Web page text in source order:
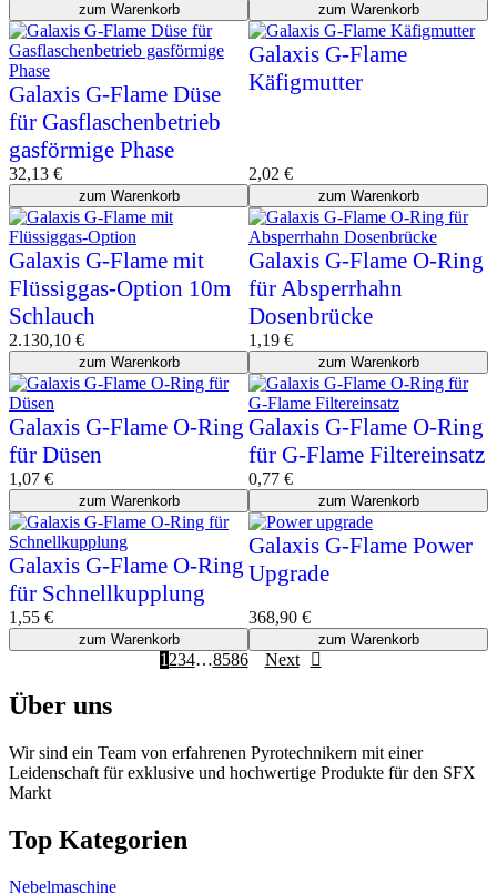
zum Warenkorb zum Warenkorb
Galaxis G-Flame Düse
für Gasflaschenbetrieb
gasförmige Phase
32,13 €
zum Warenkorb
Galaxis G-Flame
Käfigmutter
2,02 €
zum Warenkorb
Galaxis G-Flame mit
Flüssiggas-Option 10m
Schlauch
2.130,10 €
zum Warenkorb
Galaxis G-Flame O-Ring
für Absperrhahn
Dosenbrücke
1,19 €
zum Warenkorb
Galaxis G-Flame O-Ring
für Düsen
1,07 €
zum Warenkorb
Galaxis G-Flame O-Ring
für G-Flame Filtereinsatz
0,77 €
zum Warenkorb
Galaxis G-Flame O-Ring
für Schnellkupplung
1,55 €
zum Warenkorb
Galaxis G-Flame Power
Upgrade
368,90 €
zum Warenkorb
1 234…8586 Next
Über uns
Wir sind ein Team von erfahrenen Pyrotechnikern mit einer
Leidenschaft für exklusive und hochwertige Produkte für den SFX
Markt
Top Kategorien
Nebelmaschine